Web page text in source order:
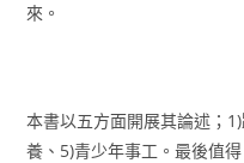
來。
本書以五方面開展其論述；
養、5)青少年事工。最後值得